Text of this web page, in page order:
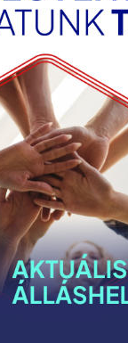
19. csütörtök
a benyújtási
közeleg.
táboroztatási,
működési
február 16. hétfő
[…]